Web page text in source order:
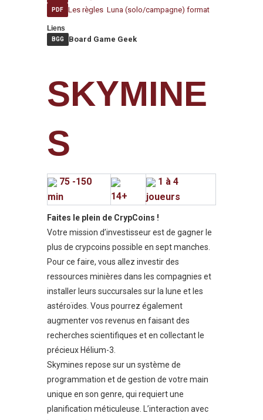
PDF Les règles Luna (solo/campagne) format
Liens
BGG Board Game Geek
SKYMINE
S
75 -150
min
14+
1 à 4
joueurs
Faites le plein de CrypCoins !
Votre mission d’investisseur est de gagner le
plus de crypcoins possible en sept manches.
Pour ce faire, vous allez investir des
ressources minières dans les compagnies et
installer leurs succursales sur la lune et les
astéroïdes. Vous pourrez également
augmenter vos revenus en faisant des
recherches scientifiques et en collectant le
précieux Hélium-3.
Skymines repose sur un système de
programmation et de gestion de votre main
unique en son genre, qui requiert une
planification méticuleuse. L’interaction avec